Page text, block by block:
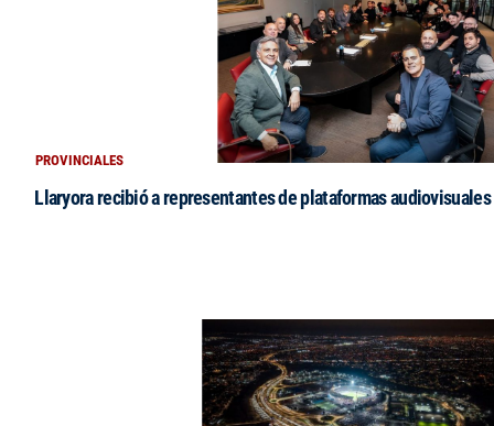
PROVINCIALES
Llaryora recibió a representantes de plataformas